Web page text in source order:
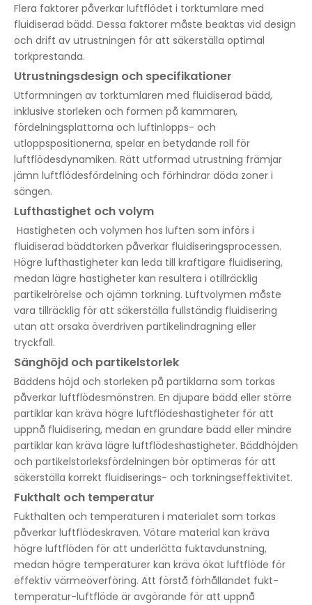
Flera faktorer påverkar luftflödet i torktumlare med
fluidiserad bädd. Dessa faktorer måste beaktas vid design
och drift av utrustningen för att säkerställa optimal
torkprestanda.
Utrustningsdesign och specifikationer
Utformningen av torktumlaren med fluidiserad bädd,
inklusive storleken och formen på kammaren,
fördelningsplattorna och luftinlopps- och
utloppspositionerna, spelar en betydande roll för
luftflödesdynamiken. Rätt utformad utrustning främjar
jämn luftflödesfördelning och förhindrar döda zoner i
sängen.
Lufthastighet och volym
Hastigheten och volymen hos luften som införs i
fluidiserad bäddtorken påverkar fluidiseringsprocessen.
Högre lufthastigheter kan leda till kraftigare fluidisering,
medan lägre hastigheter kan resultera i otillräcklig
partikelrörelse och ojämn torkning. Luftvolymen måste
vara tillräcklig för att säkerställa fullständig fluidisering
utan att orsaka överdriven partikelindragning eller
tryckfall.
Sänghöjd och partikelstorlek
Bäddens höjd och storleken på partiklarna som torkas
påverkar luftflödesmönstren. En djupare bädd eller större
partiklar kan kräva högre luftflödeshastigheter för att
uppnå fluidisering, medan en grundare bädd eller mindre
partiklar kan kräva lägre luftflödeshastigheter. Bäddhöjden
och partikelstorleksfördelningen bör optimeras för att
säkerställa korrekt fluidiserings- och torkningseffektivitet.
Fukthalt och temperatur
Fukthalten och temperaturen i materialet som torkas
påverkar luftflödeskraven. Vötare material kan kräva
högre luftflöden för att underlätta fuktavdunstning,
medan högre temperaturer kan kräva ökat luftflöde för
effektiv värmeöverföring. Att förstå förhållandet fukt-
temperatur-luftflöde är avgörande för att uppnå